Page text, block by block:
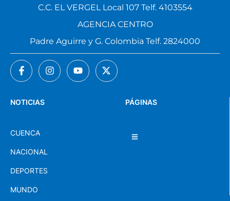
PÁGINAS
NOTICIAS
CUENCA
NACIONAL
DEPORTES
MUNDO
C.C. EL VERGEL Local 107 Telf. 4103554
AGENCIA CENTRO
Padre Aguirre y G. Colombia Telf. 2824000